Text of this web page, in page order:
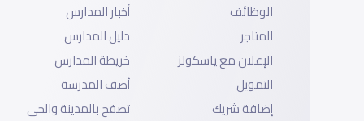
الوظائف
المتاجر
الإعلان مع ياسكولز
التمويل
إضافة شريك
أخبار المدارس
دليل المدارس
خريطة المدارس
أضف المدرسة
تصفح بالمدينة والحى